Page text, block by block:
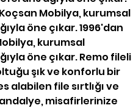
Mobilya, kurumsal
öne çıkar. 1996'dan
kurumsal
öne çıkar. Remo fileli
şık ve konforlu bir
alabilen file sırtlığı ve
misafirlerinize